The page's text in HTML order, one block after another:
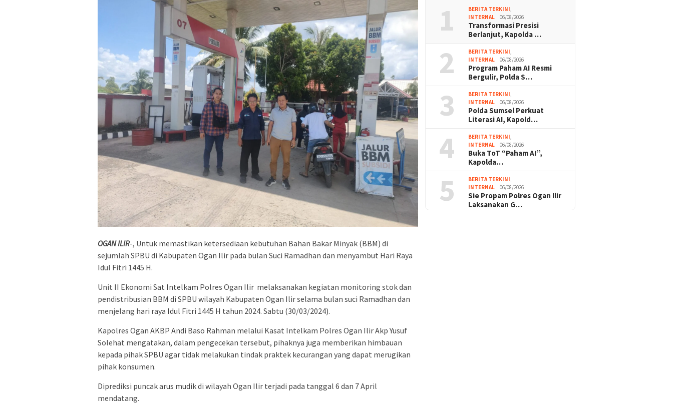
OGAN ILIR-, Untuk memastikan ketersediaan kebutuhan Bahan Bakar Minyak (BBM) di
sejumlah SPBU di Kabupaten Ogan Ilir pada bulan Suci Ramadhan dan menyambut Hari Raya
Idul Fitri 1445 H.
Unit II Ekonomi Sat Intelkam Polres Ogan Ilir melaksanakan kegiatan monitoring stok dan
pendistribusian BBM di SPBU wilayah Kabupaten Ogan Ilir selama bulan suci Ramadhan dan
menjelang hari raya Idul Fitri 1445 H tahun 2024. Sabtu (30/03/2024).
Kapolres Ogan AKBP Andi Baso Rahman melalui Kasat Intelkam Polres Ogan Ilir Akp Yusuf
Solehat mengatakan, dalam pengecekan tersebut, pihaknya juga memberikan himbauan
kepada pihak SPBU agar tidak melakukan tindak praktek kecurangan yang dapat merugikan
pihak konsumen.
Diprediksi puncak arus mudik di wilayah Ogan Ilir terjadi pada tanggal 6 dan 7 April
mendatang.
1 BERITA TERKINI
INTERNAL
06/08/2026
Transformasi Presisi
Berlanjut, Kapolda …
2 BERITA TERKINI
INTERNAL
06/08/2026
Program Paham AI Resmi
Bergulir, Polda S…
3 BERITA TERKINI
INTERNAL
06/08/2026
Polda Sumsel Perkuat
Literasi AI, Kapold…
4 BERITA TERKINI
INTERNAL
06/08/2026
Buka ToT “Paham AI”,
Kapolda…
5 BERITA TERKINI
INTERNAL
06/08/2026
Sie Propam Polres Ogan Ilir
Laksanakan G…